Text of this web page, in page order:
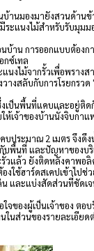
บ้านมองมายังสวนด้านข้
ะแนงไม้สำหรับรับมุมม
บ้าน การออกแบบต้องก
กซ์เทล
นงไม้จากรั้วเพื่อพรา
างสลับกับการโรยกรวด
เป็นพื้นที่แคบและอยู่ติด
ห้เจ้าของบ้านนั่งจิบกาแ
ประมาณ 2 เมตร จึงดึง
บพื้นที่ และปัญหาของบ
วแล้ว ยังติดหลังคาพอลิ
งใช้ฮาร์ดสเคปเข้าไปช่
และแบ่งสัดส่วนที่ชัดเ
จของผู้เป็นเจ้าของ ต
นส่วนของรายละเอียด